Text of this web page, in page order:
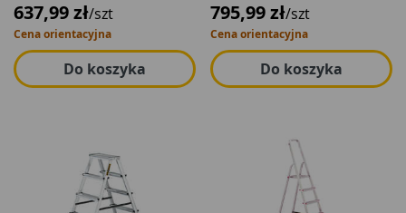
637,99 zł/szt
Cena orientacyjna
Do koszyka
795,99 zł/szt
Cena orientacyjna
Do koszyka